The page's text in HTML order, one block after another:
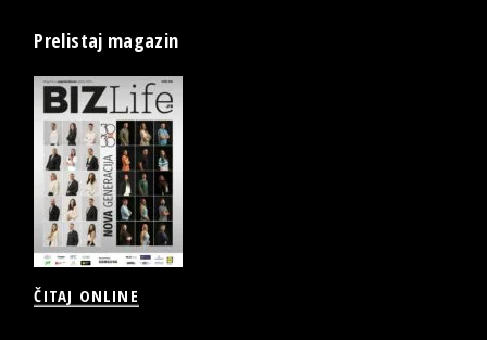
Prelistaj magazin
ČITAJ ONLINE